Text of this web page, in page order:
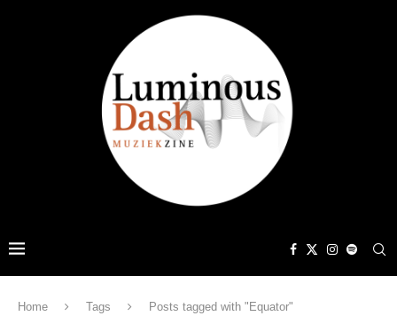
Home Tags Posts tagged with "Equator"